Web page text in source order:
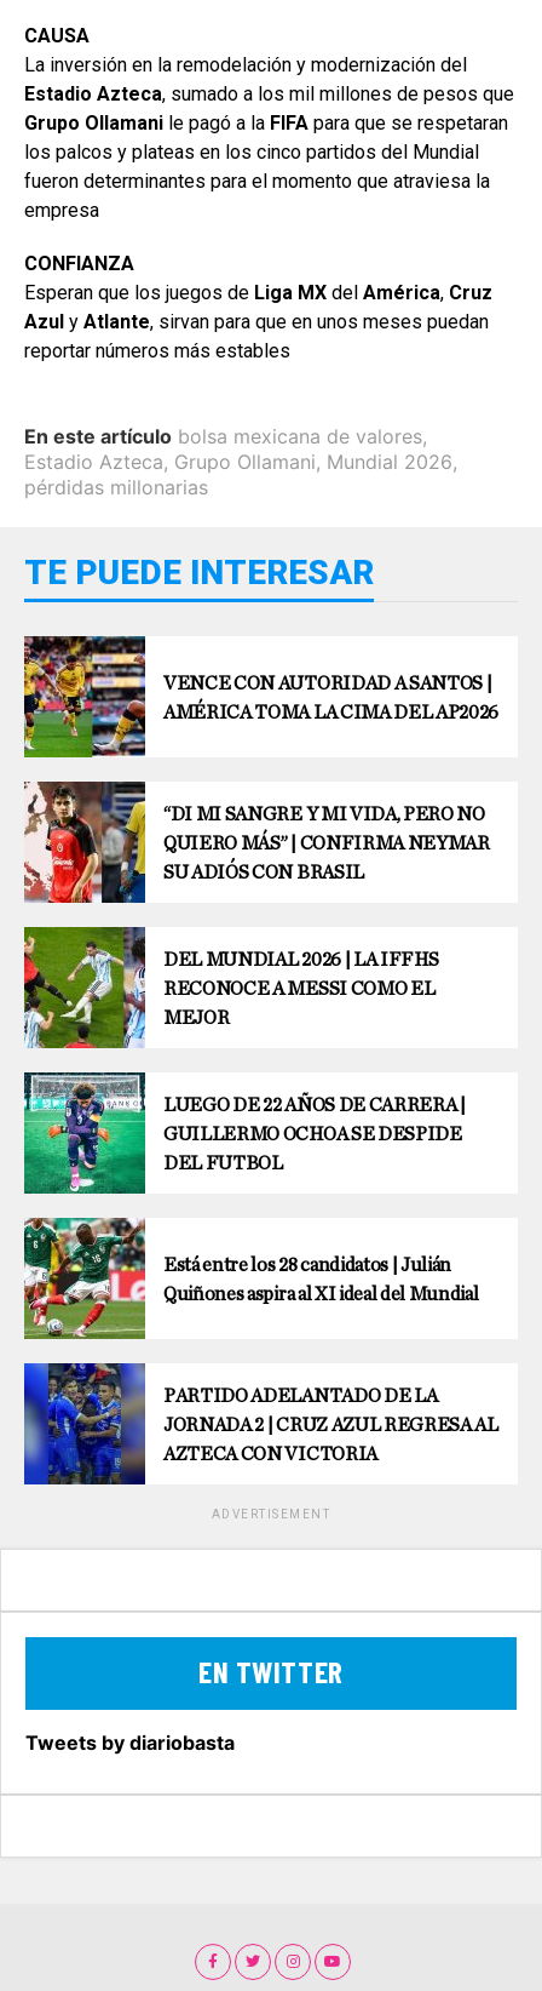
CAUSA
La inversión en la remodelación y modernización del
Estadio Azteca, sumado a los mil millones de pesos que
Grupo Ollamani le pagó a la FIFA para que se respetaran
los palcos y plateas en los cinco partidos del Mundial
fueron determinantes para el momento que atraviesa la
empresa
CONFIANZA
Esperan que los juegos de Liga MX del América, Cruz
Azul y Atlante, sirvan para que en unos meses puedan
reportar números más estables
En este artículo bolsa mexicana de valores,
Estadio Azteca, Grupo Ollamani, Mundial 2026,
pérdidas millonarias
TE PUEDE INTERESAR
VENCE CON AUTORIDAD A SANTOS |
AMÉRICA TOMA LA CIMA DEL AP2026
“DI MI SANGRE Y MI VIDA, PERO NO
QUIERO MÁS” | CONFIRMA NEYMAR
SU ADIÓS CON BRASIL
DEL MUNDIAL 2026 | LA IFFHS
RECONOCE A MESSI COMO EL
MEJOR
LUEGO DE 22 AÑOS DE CARRERA |
GUILLERMO OCHOA SE DESPIDE
DEL FUTBOL
Está entre los 28 candidatos | Julián
Quiñones aspira al XI ideal del Mundial
PARTIDO ADELANTADO DE LA
JORNADA 2 | CRUZ AZUL REGRESA AL
AZTECA CON VICTORIA
ADVERTISEMENT
EN TWITTER
Tweets by diariobasta